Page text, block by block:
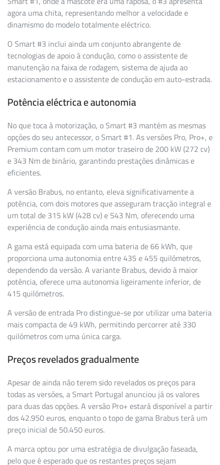
agora uma chita, representando melhor a velocidade e
dinamismo do modelo totalmente eléctrico.
O Smart #3 inclui ainda um conjunto abrangente de
tecnologias de apoio à condução, como o assistente de
manutenção na faixa de rodagem, sistema de ajuda ao
estacionamento e o assistente de condução em auto-estrada.
Potência eléctrica e autonomia
No que toca à motorização, o Smart #3 mantém as mesmas
opções do seu antecessor, o Smart #1. As versões Pro, Pro+, e
Premium contam com um motor traseiro de 200 kW (272 cv)
e 343 Nm de binário, garantindo prestações dinâmicas e
eficientes.
A versão Brabus, no entanto, eleva significativamente a
potência, com dois motores que asseguram tracção integral e
um total de 315 kW (428 cv) e 543 Nm, oferecendo uma
experiência de condução ainda mais entusiasmante.
A gama está equipada com uma bateria de 66 kWh, que
proporciona uma autonomia entre 435 e 455 quilómetros,
dependendo da versão. A variante Brabus, devido à maior
potência, oferece uma autonomia ligeiramente inferior, de
415 quilómetros.
A versão de entrada Pro distingue-se por utilizar uma bateria
mais compacta de 49 kWh, permitindo percorrer até 330
quilómetros com uma única carga.
Preços revelados gradualmente
Apesar de ainda não terem sido revelados os preços para
todas as versões, a Smart Portugal anunciou já os valores
para duas das opções. A versão Pro+ estará disponível a partir
dos 42.950 euros, enquanto o topo de gama Brabus terá um
preço inicial de 50.450 euros.
A marca optou por uma estratégia de divulgação faseada,
pelo que é esperado que os restantes preços sejam